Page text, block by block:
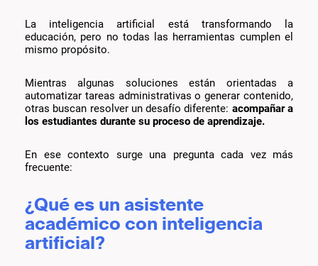
La inteligencia artificial está transformando la
educación, pero no todas las herramientas cumplen el
mismo propósito.
Mientras algunas soluciones están orientadas a
automatizar tareas administrativas o generar contenido,
otras buscan resolver un desafío diferente: acompañar a
los estudiantes durante su proceso de aprendizaje.
En ese contexto surge una pregunta cada vez más
frecuente:
¿Qué es un asistente
académico con inteligencia
artificial?